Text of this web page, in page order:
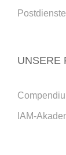
UNSERE
IAM-